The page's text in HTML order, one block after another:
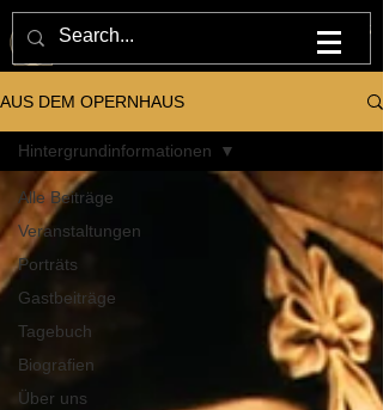
M U L T U M . I N . P A R V O . O P E R N H A U S
AUS DEM OPERNHAUS
Alle Beiträge
Veranstaltungen
Porträts
Gastbeiträge
Tagebuch
Biografien
Über uns
Hintergrundinformationen